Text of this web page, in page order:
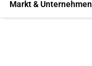
Markt & Unternehmen